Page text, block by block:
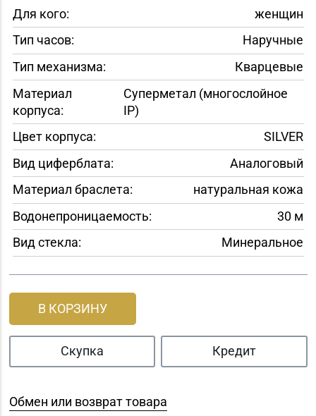
Для кого:
женщин
Тип часов:
Наручные
Тип механизма:
Кварцевые
Материал
корпуса:
Суперметал (многослойное
IP)
Цвет корпуса:
SILVER
Вид циферблата:
Аналоговый
Материал браслета:
натуральная кожа
Водонепроницаемость:
30 м
Вид стекла:
Минеральное
В КОРЗИНУ
Скупка Кредит
Обмен или возврат товара